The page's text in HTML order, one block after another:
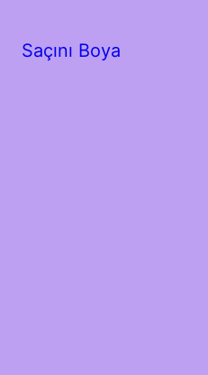
Saçını Boya